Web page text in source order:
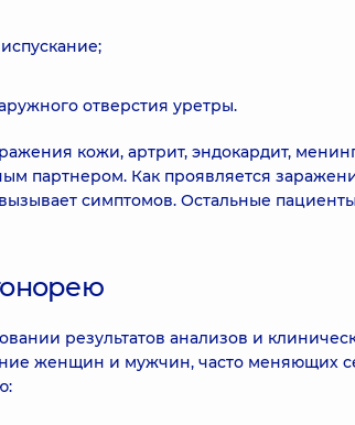
отверстия уретры.
кожи, артрит, эндокардит,
партнером. Как проявляется
симптомов. Остальные
результатов анализов и
женщин и мужчин, часто меняющих